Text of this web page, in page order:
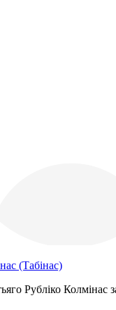
(Табінас)
Рубліко Колмінас